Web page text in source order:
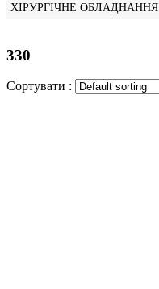
ХІРУРГІЧНЕ ОБЛАДНАННЯ
330
Сортувати :